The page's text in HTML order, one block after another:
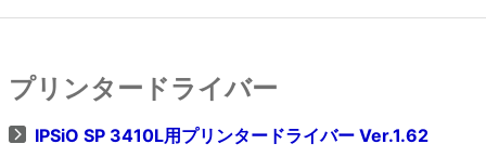
プリンタードライバー
IPSiO SP 3410L用プリンタードライバー Ver.1.62